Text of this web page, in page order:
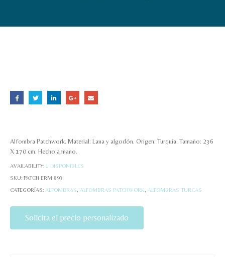
Alfombra Patchwork. Material: Lana y algodón. Origen: Turquía. Tamaño: 236
X 170 cm. Hecho a mano.
AVAILABILITY: 1 DISPONIBLES
SKU: PATCH ERM 893
CATEGORÍAS: ALFOMBRAS ALFOMBRAS PATCHWORK ALFOMBRAS TURCAS
Solicita el precio personalizado